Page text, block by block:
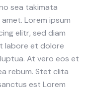
sea takimata
Lorem ipsum
elitr, sed diam
labore et dolore
At vero eos et
rebum. Stet clita
est Lorem